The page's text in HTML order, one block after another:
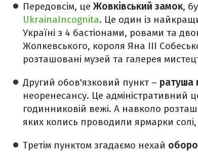
Передовсім, це Жовківський замок,
UkrainaIncognita. Це один із
Україні з 4 бастіонами, ровами та
Жолкевського, короля Яна ІІІ
розташовані музей та галерея
Другий обов'язковий пункт – ратуша
неоренесансу. Це адміністративний
годинниковій вежі. А навколо
яких колись проводили ярмарки
Третім пунктом згадаємо нехай